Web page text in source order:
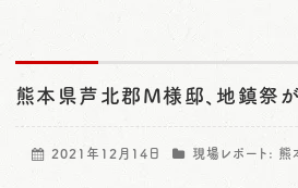
熊本県芦北郡M様邸、地鎮祭が
2021年12月14日 現場レポート: 熊